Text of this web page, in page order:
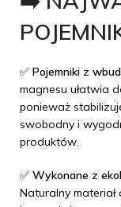
✅ Pojemniki z
magnesu ułatwia
ponieważ
swobodny i
produktów.
✅ Wykonane z
Naturalny materiał